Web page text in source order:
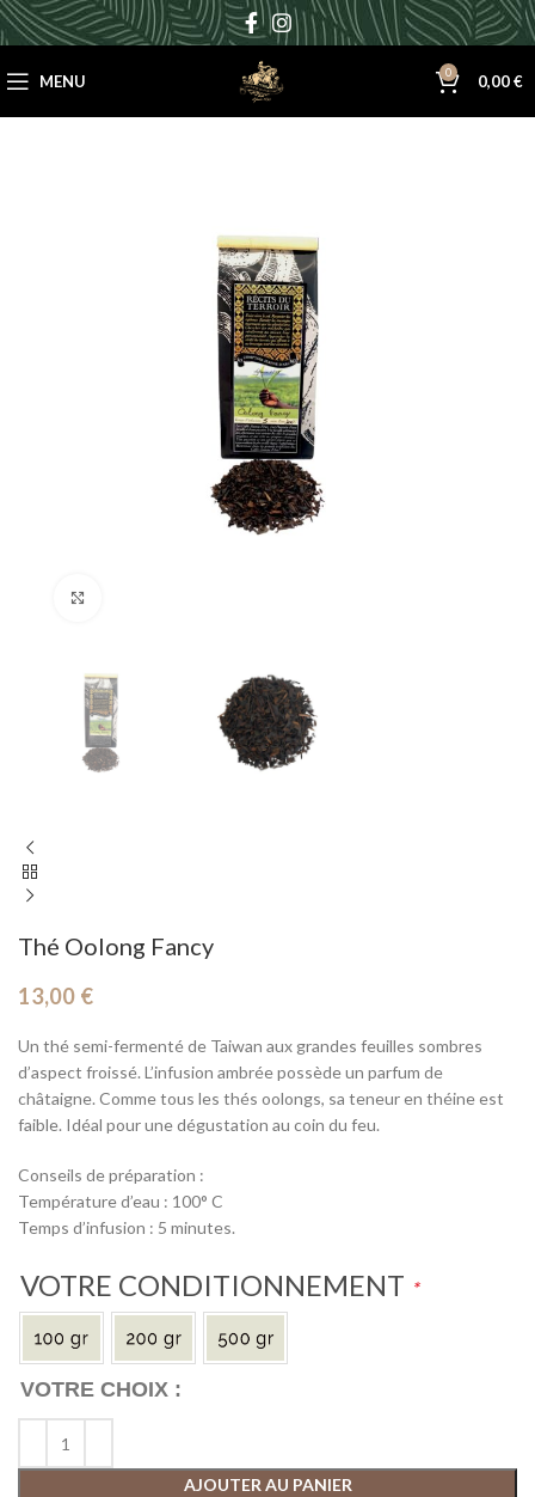
MENU 0 0,00€
Thé Oolong Fancy
13,00 €
Un thé semi-fermenté de Taiwan aux grandes feuilles sombres
d’aspect froissé. L’infusion ambrée possède un parfum de
châtaigne. Comme tous les thés oolongs, sa teneur en théine est
faible. Idéal pour une dégustation au coin du feu.
Conseils de préparation :
Température d’eau : 100° C
Temps d’infusion : 5 minutes.
VOTRE CONDITIONNEMENT *
AJOUTER AU PANIER